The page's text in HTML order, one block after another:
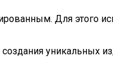
Для этого